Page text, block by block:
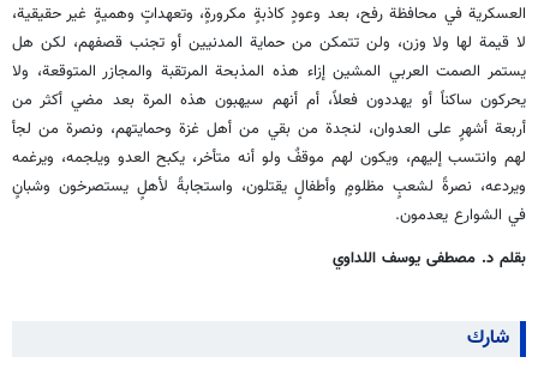
العسكرية في محافظة رفح، بعد وعودٍ كاذبةٍ مكرورةٍ، وتعهداتٍ وهميةٍ غير حقيقية،
لا قيمة لها ولا وزن، ولن تتمكن من حماية المدنيين أو تجنب قصفهم، لكن هل
يستمر الصمت العربي المشين إزاء هذه المذبحة المرتقبة والمجازر المتوقعة، ولا
يحركون ساكناً أو يهددون فعلاً، أم أنهم سيهبون هذه المرة بعد مضي أكثر من
أربعة أشهرٍ على العدوان، لنجدة من بقي من أهل غزة وحمايتهم، ونصرة من لجأ
لهم وانتسب إليهم، ويكون لهم موقفٌ ولو أنه متأخر، يكبح العدو ويلجمه، ويرغمه
ويردعه، نصرةً لشعبٍ مظلومٍ وأطفالٍ يقتلون، واستجابةً لأهلٍ يستصرخون وشبانٍ
في الشوارع يعدمون.
بقلم د. مصطفى يوسف اللداوي
شارك